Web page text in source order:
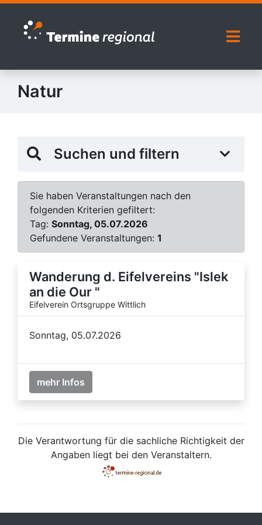
Zur Navigation springen
Zum Inhalt springen
Natur
Suchen und filtern
Sie haben Veranstaltungen nach den
folgenden Kriterien gefiltert:
Tag: Sonntag, 05.07.2026
Gefundene Veranstaltungen: 1
Wanderung d. Eifelvereins "Islek
an die Our "
Eifelverein Ortsgruppe Wittlich
Sonntag, 05.07.2026
mehr Infos
Die Verantwortung für die sachliche Richtigkeit der
Angaben liegt bei den Veranstaltern.